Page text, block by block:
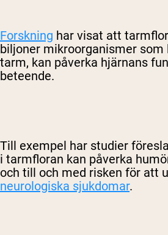
Forskning har visat att
biljoner mikroorganismer som
tarm, kan påverka hjärnans
beteende.
Till exempel har studier
i tarmfloran kan påverka
och till och med risken för att
neurologiska sjukdomar.